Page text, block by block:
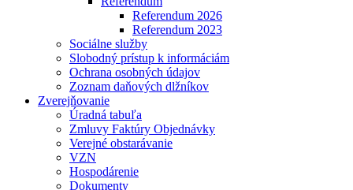
Referendum 2026
Referendum 2023
Sociálne služby
Slobodný prístup k informáciám
Ochrana osobných údajov
Zoznam daňových dlžníkov
Zverejňovanie
Úradná tabuľa
Zmluvy Faktúry Objednávky
Verejné obstarávanie
VZN
Hospodárenie
Dokumenty